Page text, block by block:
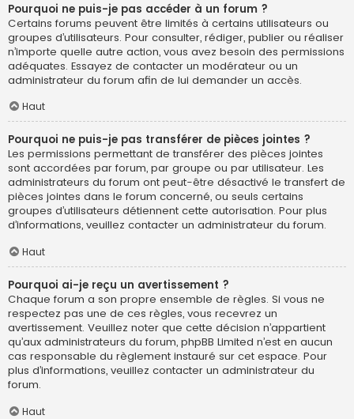
Pourquoi ne puis-je pas accéder à un forum ?
Certains forums peuvent être limités à certains utilisateurs ou
groupes d’utilisateurs. Pour consulter, rédiger, publier ou réaliser
n’importe quelle autre action, vous avez besoin des permissions
adéquates. Essayez de contacter un modérateur ou un
administrateur du forum afin de lui demander un accès.
Haut
Pourquoi ne puis-je pas transférer de pièces jointes ?
Les permissions permettant de transférer des pièces jointes
sont accordées par forum, par groupe ou par utilisateur. Les
administrateurs du forum ont peut-être désactivé le transfert de
pièces jointes dans le forum concerné, ou seuls certains
groupes d’utilisateurs détiennent cette autorisation. Pour plus
d’informations, veuillez contacter un administrateur du forum.
Haut
Pourquoi ai-je reçu un avertissement ?
Chaque forum a son propre ensemble de règles. Si vous ne
respectez pas une de ces règles, vous recevrez un
avertissement. Veuillez noter que cette décision n’appartient
qu’aux administrateurs du forum, phpBB Limited n’est en aucun
cas responsable du règlement instauré sur cet espace. Pour
plus d’informations, veuillez contacter un administrateur du
forum.
Haut